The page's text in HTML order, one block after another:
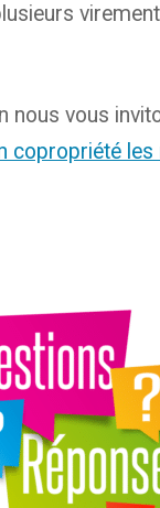
nous vous
copropriété les